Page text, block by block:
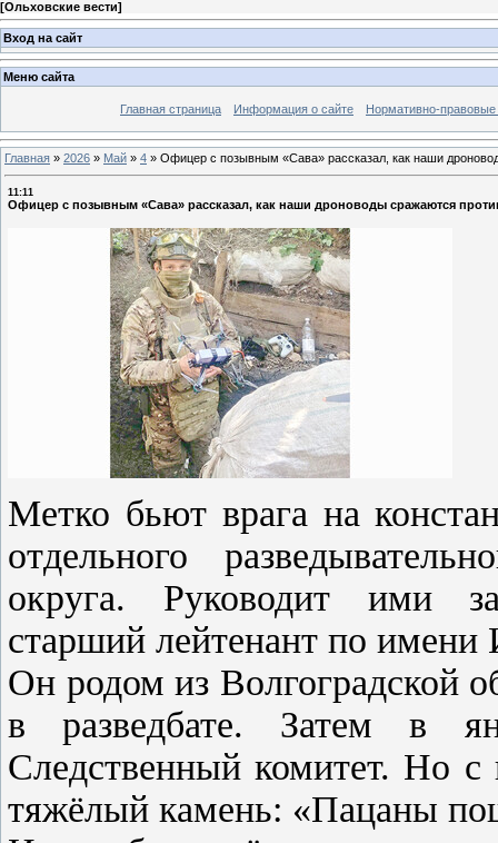
[Ольховские вести]
Вход на сайт
Меню сайта
Главная страница Информация о сайте Нормативно-правовые
Главная » 2026 » Май » 4 » Офицер с позывным «Сава» рассказал, как наши
11:11
Офицер с позывным «Сава» рассказал, как наши дроноводы сражаются
Метко бьют врага на
отдельного
округа. Руководит ими
старший лейтенант по
Он родом из Волгоградской
в разведбате. Затем в
Следственный комитет. Но
тяжёлый камень: «Пацаны